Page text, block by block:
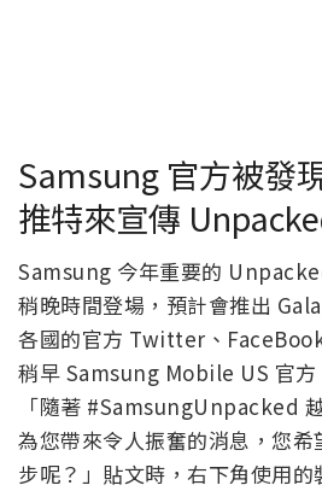
Samsung 官方被發
推特來宣傳
Samsung 今年重要的
稍晚時間登場，預計會推出
各國的官方 Twitter、
稍早 Samsung Mobile US 官
「隨著 #SamsungUnpacked
為您帶來令人振奮的消息，您
步呢？」貼文時，右下角使用